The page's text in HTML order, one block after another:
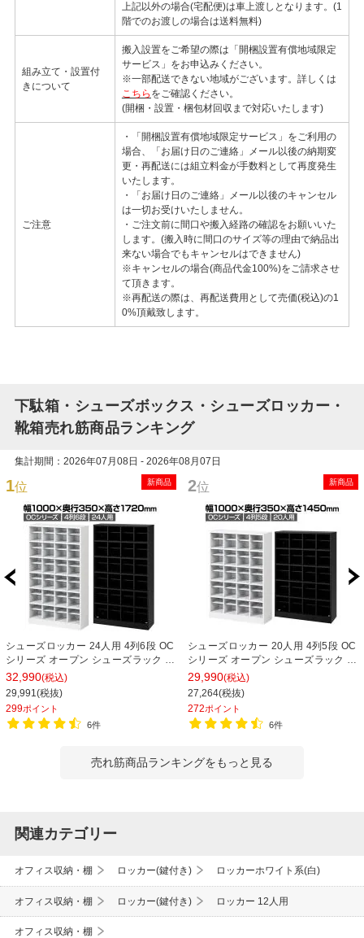
上記以外の場合(宅配便)は車上渡しとなります。(1
階でのお渡しの場合は送料無料)
組み立て・設置付
きについて
搬入設置をご希望の際は「開梱設置有償地域限定
サービス」をお申込みください。
※一部配送できない地域がございます。詳しくは
こちら をご確認ください。
(開梱・設置・梱包材回収まで対応いたします)
ご注意
・「開梱設置有償地域限定サービス」をご利用の
場合、「お届け日のご連絡」メール以後の納期変
更・再配送には組立料金が手数料として再度発生
いたします。
・「お届け日のご連絡」メール以後のキャンセル
は一切お受けいたしません。
・ご注文前に間口や搬入経路の確認をお願いいた
します。(搬入時に間口のサイズ等の理由で納品出
来ない場合でもキャンセルはできません)
※キャンセルの場合(商品代金100%)をご請求させ
て頂きます。
※再配送の際は、再配送費用として売価(税込)の1
0%頂戴致します。
下駄箱・シューズボックス・シューズロッカー・
靴箱売れ筋商品ランキング
集計期間：2026年07月08日 - 2026年08月07日
1位 新商品
シューズロッカー 24人用 4列6段 OC
シリーズ オープン シューズラック 下
駄箱 靴箱 オフィス 事務所 業務用 幅
1000×奥行350×高さ1720mm
32,990(税込)
29,991(税抜)
299ポイント
6件
2位 新商品
シューズロッカー 20人用 4列5段 OC
シリーズ オープン シューズラック 下
駄箱 靴箱 オフィス 事務所 業務用 幅
1000×奥行350×高さ1450mm
29,990(税込)
27,264(税抜)
272ポイント
6件
売れ筋商品ランキングをもっと見る
関連カテゴリー
オフィス収納・棚 ロッカー(鍵付き) ロッカーホワイト系(白)
オフィス収納・棚 ロッカー(鍵付き) ロッカー 12人用
オフィス収納・棚